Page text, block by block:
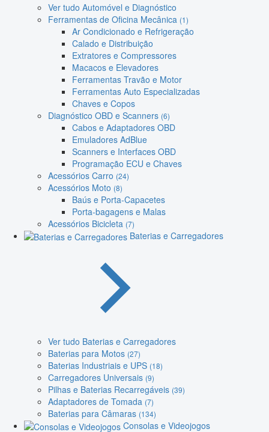
Ver tudo Automóvel e Diagnóstico
Ferramentas de Oficina Mecânica (1)
Ar Condicionado e Refrigeração
Calado e Distribuição
Extratores e Compressores
Macacos e Elevadores
Ferramentas Travão e Motor
Ferramentas Auto Especializadas
Chaves e Copos
Diagnóstico OBD e Scanners (6)
Cabos e Adaptadores OBD
Emuladores AdBlue
Scanners e Interfaces OBD
Programação ECU e Chaves
Acessórios Carro (24)
Acessórios Moto (8)
Baús e Porta-Capacetes
Porta-bagagens e Malas
Acessórios Bicicleta (7)
Baterias e Carregadores
Ver tudo Baterias e Carregadores
Baterias para Motos (27)
Baterias Industriais e UPS (18)
Carregadores Universais (9)
Pilhas e Baterias Recarregáveis (39)
Adaptadores de Tomada (7)
Baterias para Câmaras (134)
Consolas e Videojogos